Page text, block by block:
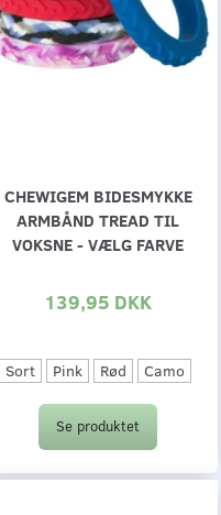
CHEWIGEM BIDESMYKKE
ARMBÅND TREAD TIL
VOKSNE - VÆLG FARVE
139,95 DKK
Sort Pink Rød Camo
Se produktet